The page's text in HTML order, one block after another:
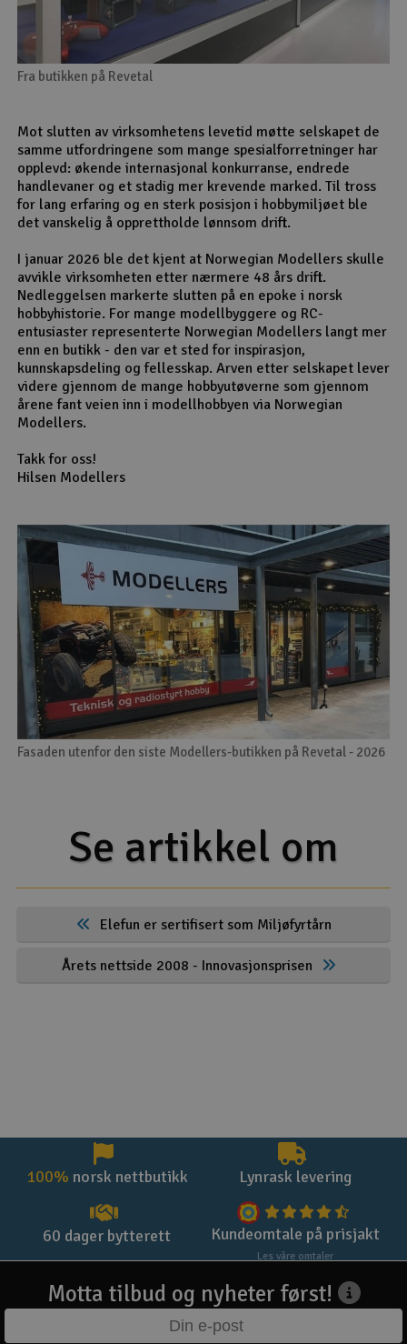
Fra butikken på Revetal
Mot slutten av virksomhetens levetid møtte selskapet de
samme utfordringene som mange spesialforretninger har
opplevd: økende internasjonal konkurranse, endrede
handlevaner og et stadig mer krevende marked. Til tross
for lang erfaring og en sterk posisjon i hobbymiljøet ble
det vanskelig å opprettholde lønnsom drift.
I januar 2026 ble det kjent at Norwegian Modellers skulle
avvikle virksomheten etter nærmere 48 års drift.
Nedleggelsen markerte slutten på en epoke i norsk
hobbyhistorie. For mange modellbyggere og RC-
entusiaster representerte Norwegian Modellers langt mer
enn en butikk - den var et sted for inspirasjon,
kunnskapsdeling og fellesskap. Arven etter selskapet lever
videre gjennom de mange hobbyutøverne som gjennom
årene fant veien inn i modellhobbyen via Norwegian
Modellers.
Takk for oss!
Hilsen Modellers
Fasaden utenfor den siste Modellers-butikken på Revetal - 2026
Se artikkel om
Elefun er sertifisert som Miljøfyrtårn
Årets nettside 2008 - Innovasjonsprisen
100% norsk nettbutikk Lynrask levering
60 dager bytterett Kundeomtale på prisjakt
Les våre omtaler
Motta tilbud og nyheter først!